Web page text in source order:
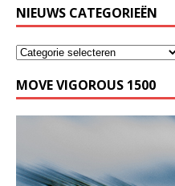
NIEUWS CATEGORIEËN
MOVE VIGOROUS 1500